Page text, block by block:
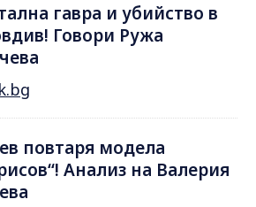
гавра и убийство в
Говори Ружа
повтаря модела
Анализ на Валерия